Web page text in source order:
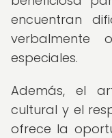
encuentran
verbalmente
especiales.
Además, el
cultural y el
ofrece la